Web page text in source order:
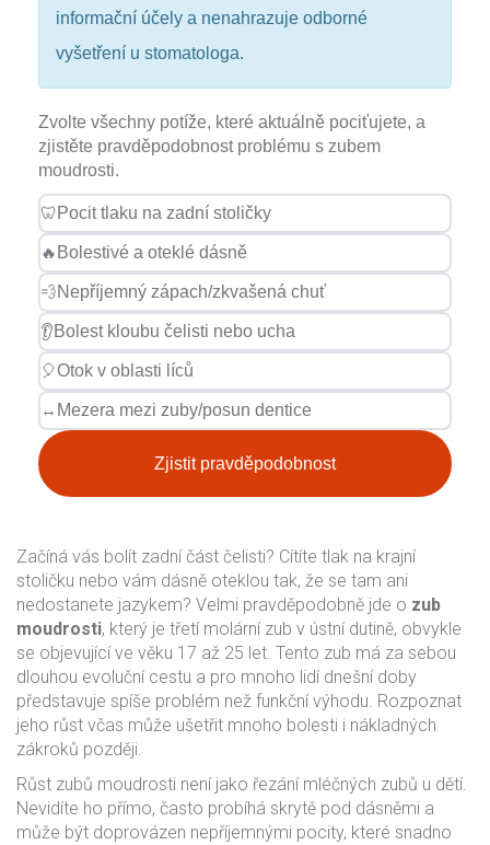
informační účely a nenahrazuje odborné
vyšetření u stomatologa.
Zvolte všechny potíže, které aktuálně pociťujete, a
zjistěte pravděpodobnost problému s zubem
moudrosti.
🦷 Pocit tlaku na zadní stoličky
🔥 Bolestivé a oteklé dásně
💨Nepříjemný zápach/zkvašená chuť
👂Bolest kloubu čelisti nebo ucha
🎈Otok v oblasti líců
↔️ Mezera mezi zuby/posun dentice
Zjistit pravděpodobnost
Začíná vás bolít zadní část čelisti? Cítíte tlak na krajní
stoličku nebo vám dásně oteklou tak, že se tam ani
nedostanete jazykem? Velmi pravděpodobně jde o zub
moudrosti, který je třetí molární zub v ústní dutině, obvykle
se objevující ve věku 17 až 25 let. Tento zub má za sebou
dlouhou evoluční cestu a pro mnoho lidí dnešní doby
představuje spíše problém než funkční výhodu. Rozpoznat
jeho růst včas může ušetřit mnoho bolesti i nákladných
zákroků později.
Růst zubů moudrosti není jako řezání mléčných zubů u dětí.
Nevidíte ho přímo, často probíhá skrytě pod dásněmi a
může být doprovázen nepříjemnými pocity, které snadno